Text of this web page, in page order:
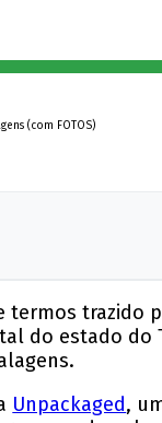
termos trazido
do estado do
Unpackaged,